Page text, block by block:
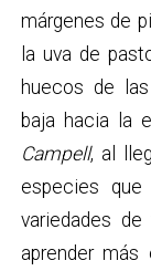
márgenes de
la uva de
huecos de
baja hacia la
Campell, al
especies que
variedades
aprender